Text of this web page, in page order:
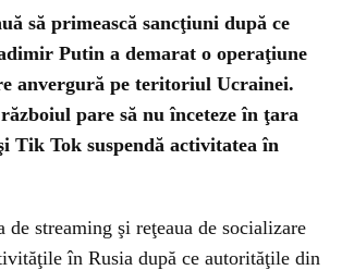
să primească sancţiuni după ce
Putin a demarat o operaţiune
anvergură pe teritoriul Ucrainei.
pare să nu înceteze în ţara
Tik Tok suspendă activitatea în
streaming şi reţeaua de socializare
în Rusia după ce autorităţile din